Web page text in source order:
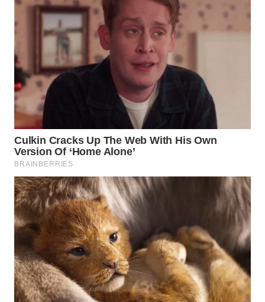
CIANJUR
WN
KEPULAUAN
SERIBU
WN
TANGERANG
WN
BINJAI
WN
CIREBON
WN
INDRAMAYU
WN
KUNINGAN